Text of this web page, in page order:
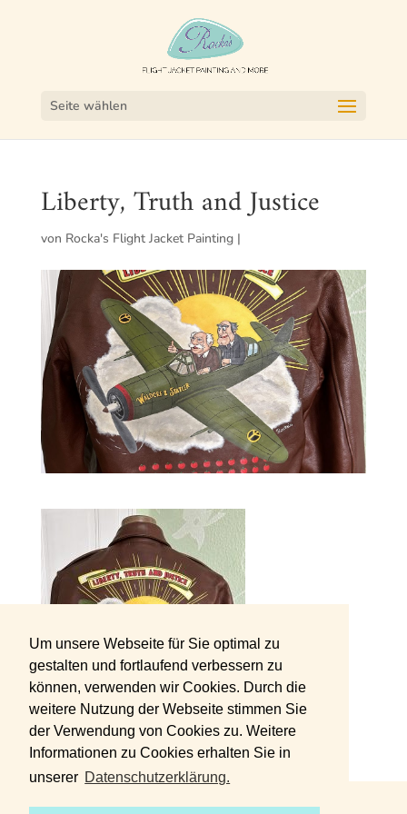
Um unsere Webseite für Sie optimal zu
gestalten und fortlaufend verbessern zu
können, verwenden wir Cookies. Durch die
weitere Nutzung der Webseite stimmen Sie
der Verwendung von Cookies zu. Weitere
Informationen zu Cookies erhalten Sie in
unserer Datenschutzerklärung.
Seite wählen
Liberty, Truth and Justice
von Rocka's Flight Jacket Painting|
DATENSCHUTZERKLÄRUNG IMPRESSUM